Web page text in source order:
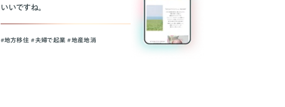
いいですね。
#地方移住 #夫婦で起業 #地産地消